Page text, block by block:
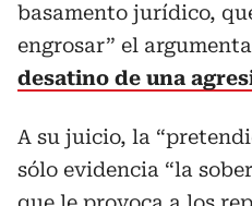
basamento jurídico,
engrosar” el
desatino de una
A su juicio, la
sólo evidencia “la